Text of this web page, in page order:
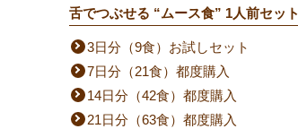
舌でつぶせる “ムース食” 1人前セット
3日分（9食）お試しセット
7日分（21食）都度購入
14日分（42食）都度購入
21日分（63食）都度購入